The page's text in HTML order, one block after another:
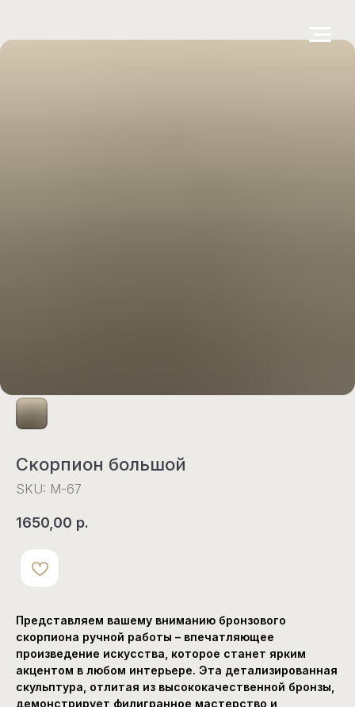
Скорпион большой
SKU: М-67
1650,00 р.
Представляем вашему вниманию бронзового
скорпиона ручной работы – впечатляющее
произведение искусства, которое станет ярким
акцентом в любом интерьере. Эта детализированная
скульптура, отлитая из высококачественной бронзы,
демонстрирует филигранное мастерство и